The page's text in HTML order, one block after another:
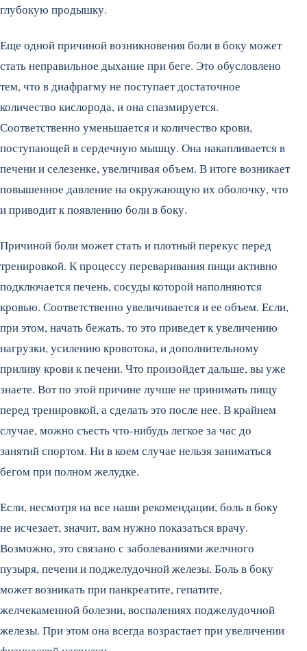
глубокую продышку.
Еще одной причиной возникновения боли в боку может
стать неправильное дыхание при беге. Это обусловлено
тем, что в диафрагму не поступает достаточное
количество кислорода, и она спазмируется.
Соответственно уменьшается и количество крови,
поступающей в сердечную мышцу. Она накапливается в
печени и селезенке, увеличивая объем. В итоге возникает
повышенное давление на окружающую их оболочку, что
и приводит к появлению боли в боку.
Причиной боли может стать и плотный перекус перед
тренировкой. К процессу переваривания пищи активно
подключается печень, сосуды которой наполняются
кровью. Соответственно увеличивается и ее объем. Если,
при этом, начать бежать, то это приведет к увеличению
нагрузки, усилению кровотока, и дополнительному
приливу крови к печени. Что произойдет дальше, вы уже
знаете. Вот по этой причине лучше не принимать пищу
перед тренировкой, а сделать это после нее. В крайнем
случае, можно съесть что-нибудь легкое за час до
занятий спортом. Ни в коем случае нельзя заниматься
бегом при полном желудке.
Если, несмотря на все наши рекомендации, боль в боку
не исчезает, значит, вам нужно показаться врачу.
Возможно, это связано с заболеваниями желчного
пузыря, печени и поджелудочной железы. Боль в боку
может возникать при панкреатите, гепатите,
желчекаменной болезни, воспалениях поджелудочной
железы. При этом она всегда возрастает при увеличении